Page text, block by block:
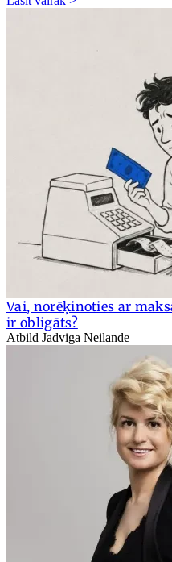
Vai, norēķinoties ar
ir obligāts?
Atbild Jadviga Neilande